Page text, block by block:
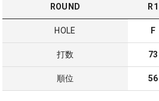
ROUND R1
HOLE F
打数 73
順位 56